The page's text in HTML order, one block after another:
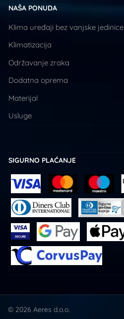
NAŠA PONUDA
Klima uređaji bez vanjske jedinice
Klimatizacija
Održavanje zraka
Dodatna oprema
Materijal
Usluge
SIGURNO PLAĆANJE
© 2026 Aeres d.o.o.